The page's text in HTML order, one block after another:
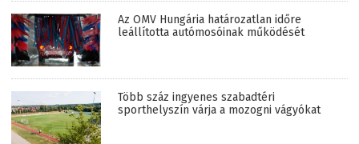
Az OMV Hungária határozatlan időre
leállította autómosóinak működését
Több száz ingyenes szabadtéri
sporthelyszín várja a mozogni vágyókat